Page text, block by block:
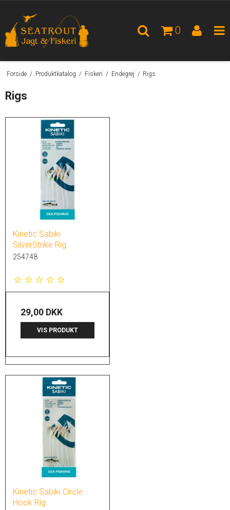
0
Forside / Produktkatalog / Fiskeri / Endegrej / Rigs
Rigs
Kinetic Sabiki
SilverStrike Rig
254748
29,00 DKK
VIS PRODUKT
Kinetic Sabiki Circle
Hook Rig